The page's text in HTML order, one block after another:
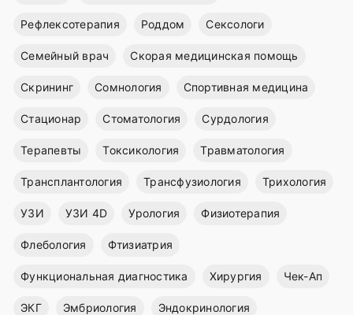
Рефлексотерапия Роддом Сексологи
Семейный врач Скорая медицинская помощь
Скрининг Сомнология Спортивная медицина
Стационар Стоматология Сурдология
Терапевты Токсикология Травматология
Трансплантология Трансфузиология Трихология
УЗИ УЗИ 4D Урология Физиотерапия
Флебология Фтизиатрия
Функциональная диагностика Хирургия Чек-Ап
ЭКГ Эмбриология Эндокринология